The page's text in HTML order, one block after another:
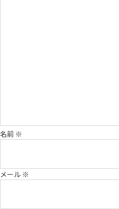
名前 ※
メール ※